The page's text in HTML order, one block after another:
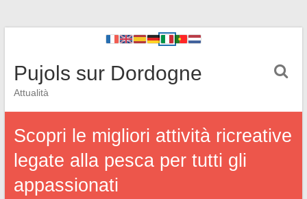
Pujols sur Dordogne
Attualità
Scopri le migliori attività ricreative
legate alla pesca per tutti gli
appassionati